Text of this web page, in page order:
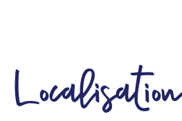
Localisation